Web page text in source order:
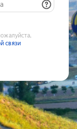
связи